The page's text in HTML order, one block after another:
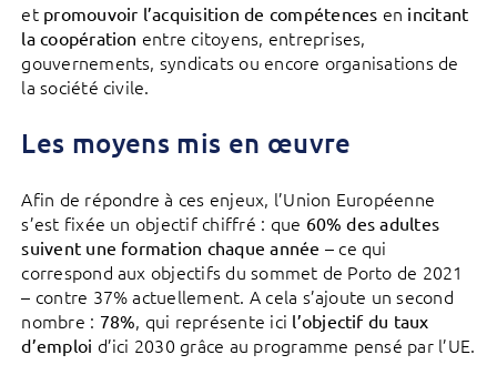
et promouvoir l’acquisition de compétences en incitant
la coopération entre citoyens, entreprises,
gouvernements, syndicats ou encore organisations de
la société civile.
Les moyens mis en œuvre
Afin de répondre à ces enjeux, l’Union Européenne
s’est fixée un objectif chiffré : que 60% des adultes
suivent une formation chaque année – ce qui
correspond aux objectifs du sommet de Porto de 2021
– contre 37% actuellement. A cela s’ajoute un second
nombre : 78%, qui représente ici l’objectif du taux
d’emploi d’ici 2030 grâce au programme pensé par l’UE.